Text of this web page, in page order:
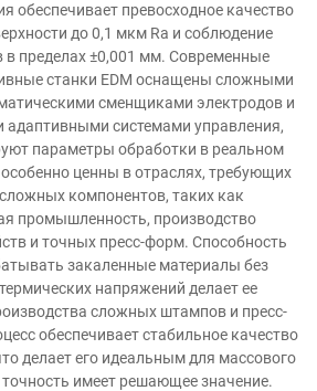
обеспечивает превосходное качество
до 0,1 мкм Ra и соблюдение
в пределах ±0,001 мм. Современные
станки EDM оснащены сложными
сменщиками электродов и
адаптивными системами управления,
параметры обработки в реальном
ценны в отраслях, требующих
компонентов, таких как
промышленность, производство
и точных пресс-форм. Способность
закаленные материалы без
напряжений делает ее
сложных штампов и пресс-
обеспечивает стабильное качество
делает его идеальным для массового
точность имеет решающее значение.